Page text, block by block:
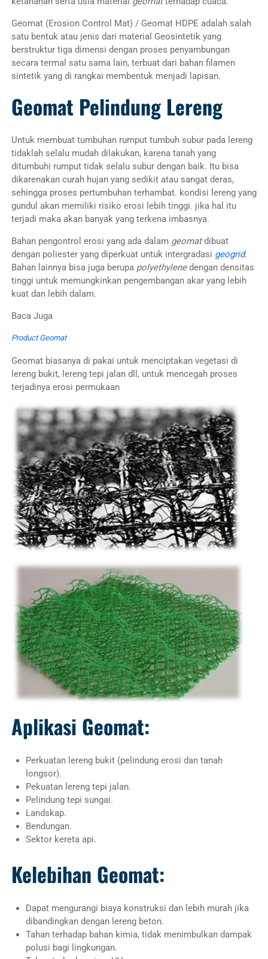
Geomat (Erosion Control Mat) / Geomat HDPE adalah salah
satu bentuk atau jenis dari material Geosintetik yang
berstruktur tiga dimensi dengan proses penyambungan
secara termal satu sama lain, terbuat dari bahan filamen
sintetik yang di rangkai membentuk menjadi lapisan.
Geomat Pelindung Lereng
Untuk membuat tumbuhan rumput tumbuh subur pada lereng
tidaklah selalu mudah dilakukan, karena tanah yang
ditumbuhi rumput tidak selalu subur dengan baik. Itu bisa
dikarenakan curah hujan yang sedikit atau sangat deras,
sehingga proses pertumbuhan terhambat. kondisi lereng yang
gundul akan memiliki risiko erosi lebih tinggi. jika hal itu
terjadi maka akan banyak yang terkena imbasnya.
Bahan pengontrol erosi yang ada dalam geomatdibuat
dengan poliester yang diperkuat untuk intergradasi geogrid.
Bahan lainnya bisa juga berupa polyethylenedengan densitas
tinggi untuk memungkinkan pengembangan akar yang lebih
kuat dan lebih dalam.
Baca Juga
Product Geomat
Geomat biasanya di pakai untuk menciptakan vegetasi di
lereng bukit, lereng tepi jalan dll, untuk mencegah proses
terjadinya erosi permukaan
Aplikasi Geomat:
Perkuatan lereng bukit (pelindung erosi dan tanah
longsor).
Pekuatan lereng tepi jalan.
Pelindung tepi sungai.
Landskap.
Bendungan.
Sektor kereta api.
Kelebihan Geomat:
Dapat mengurangi biaya konstruksi dan lebih murah jika
dibandingkan dengan lereng beton.
Tahan terhadap bahan kimia, tidak menimbulkan dampak
polusi bagi lingkungan.